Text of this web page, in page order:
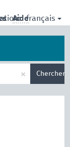
français
Aide
× Chercher